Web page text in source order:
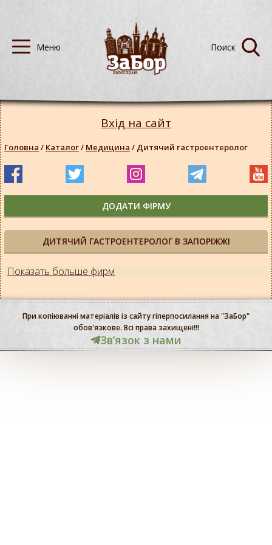
ДИТЯЧИЙ ГАСТРОЕНТЕРОЛОГ В ЗАПОРІЖЖІ
Показать больше фирм
Вхід на сайт
Головна / Каталог/ Медицина / Дитячий гастроентеролог
ДОДАТИ ФІРМУ
При копіюванні матеріалів із сайту гіперпосилання на "ЗаБор"
обов'язкове. Всі права захищені!!!
Звʼязок з нами